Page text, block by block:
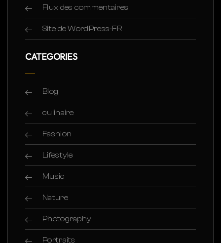
Flux des commentaires
Site de WordPress-FR
CATEGORIES
Blog
culinaire
Fashion
Lifestyle
Music
Nature
Photography
Portraits